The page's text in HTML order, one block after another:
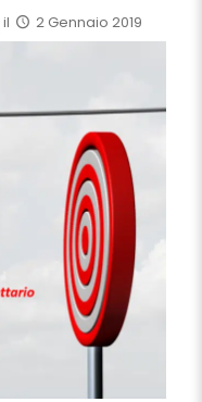
il 2 Gennaio 2019